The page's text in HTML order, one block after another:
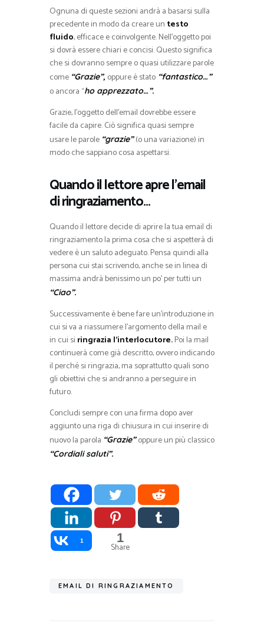
Ognuna di queste sezioni andrà a basarsi sulla
precedente in modo da creare un testo
fluido, efficace e coinvolgente. Nell’oggetto poi
si dovrà essere chiari e concisi. Questo significa
che si dovranno sempre o quasi utilizzare parole
come “Grazie”, oppure è stato “fantastico…”
o ancora “ho apprezzato…”.
Grazie, l’oggetto dell’email dovrebbe essere
facile da capire. Ciò significa quasi sempre
usare le parole “grazie” (o una variazione) in
modo che sappiano cosa aspettarsi.
Quando il lettore apre l’email
di ringraziamento…
Quando il lettore decide di aprire la tua email di
ringraziamento la prima cosa che si aspetterà di
vedere è un saluto adeguato. Pensa quindi alla
persona cui stai scrivendo, anche se in linea di
massima andrà benissimo un po’ per tutti un
“Ciao”.
Successivamente è bene fare un’introduzione in
cui si va a riassumere l’argomento della mail e
in cui si ringrazia l’interlocutore.Poi la mail
continuerà come già descritto, ovvero indicando
il perché si ringrazia, ma soprattutto quali sono
gli obiettivi che si andranno a perseguire in
futuro.
Concludi sempre con una firma dopo aver
aggiunto una riga di chiusura in cui inserire di
nuovo la parola “Grazie” oppure un più classico
“Cordiali saluti”.
1 1
Share
EMAIL DI RINGRAZIAMENTO